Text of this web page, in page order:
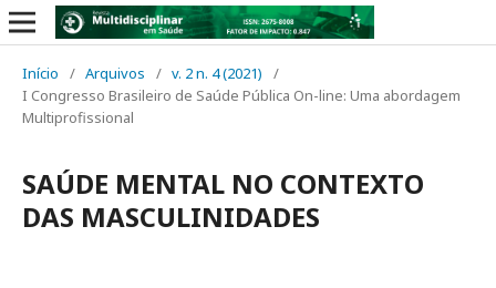
Início / Arquivos / v. 2 n. 4 (2021)
/
I Congresso Brasileiro de Saúde Pública On-line: Uma abordagem
Multiprofissional
SAÚDE MENTAL NO CONTEXTO
DAS MASCULINIDADES